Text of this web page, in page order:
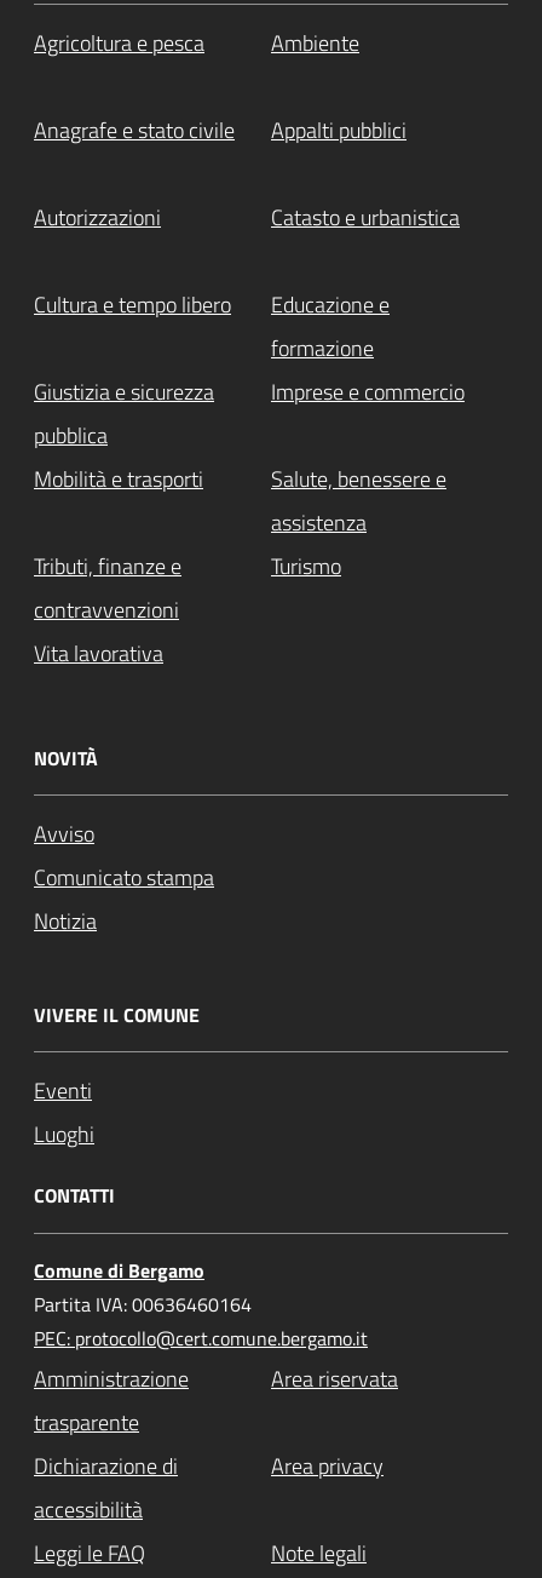
Agricoltura e pesca Ambiente
Anagrafe e stato civile Appalti pubblici
Autorizzazioni Catasto e urbanistica
Cultura e tempo libero
Educazione e
formazione
Giustizia e sicurezza
pubblica
Imprese e commercio
Mobilità e trasporti
Salute, benessere e
assistenza
Tributi, finanze e
contravvenzioni
Turismo
Vita lavorativa
NOVITÀ
Avviso
Comunicato stampa
Notizia
VIVERE IL COMUNE
Eventi
Luoghi
CONTATTI
Comune di Bergamo
Partita IVA: 00636460164
PEC: protocollo@cert.comune.bergamo.it
Amministrazione
trasparente
Area riservata
Dichiarazione di
accessibilità
Area privacy
Leggi le FAQ Note legali